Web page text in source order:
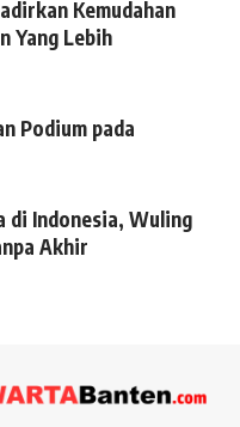
Kemudahan
Yang Lebih
Podium pada
di Indonesia, Wuling
Akhir